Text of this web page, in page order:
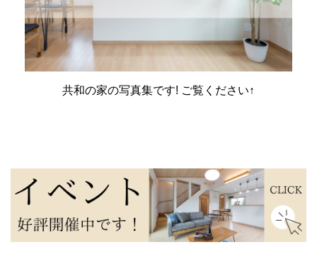
共和の家の写真集です! ご覧ください↑